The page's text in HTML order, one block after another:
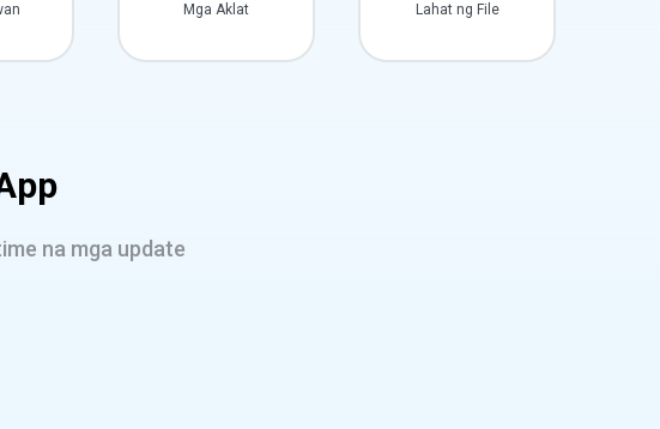
Mga Aklat Lahat ng File
na mga update